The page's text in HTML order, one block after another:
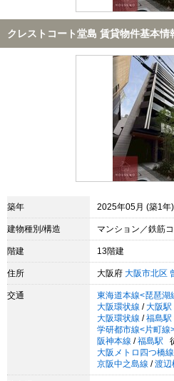
クレストコート堂島 賃貸物件基本情
築年 2025年05月 (築1年)
建物種別/構造 マンション／鉄筋
階建 13階建
住所 大阪府 大阪市北区
交通 東海道本線<琵琶湖
大阪環状線 / 大阪駅
大阪環状線 / 福島駅
学研都市線<片町線
阪神本線 / 福島駅
大阪メトロ四つ橋線
京阪中之島線 / 渡辺